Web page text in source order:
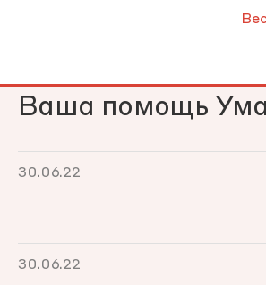
Ваша помощь
30.06.22
30.06.22